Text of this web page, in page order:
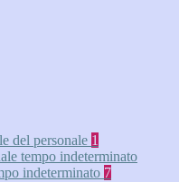
del personale 1
tempo indeterminato
indeterminato 7